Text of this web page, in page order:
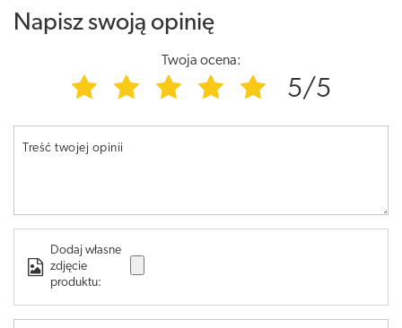
Napisz swoją opinię
Twoja ocena:
5/5
Treść twojej opinii
Dodaj własne
zdjęcie
produktu: